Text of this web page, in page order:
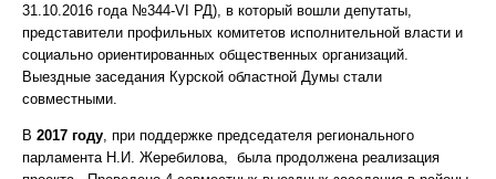
31.10.2016 года №344-VI РД), в который вошли депутаты,
представители профильных комитетов исполнительной власти и
социально ориентированных общественных организаций.
Выездные заседания Курской областной Думы стали
совместными.
В 2017 году , при поддержке председателя регионального
парламента Н.И. Жеребилова, была продолжена реализация